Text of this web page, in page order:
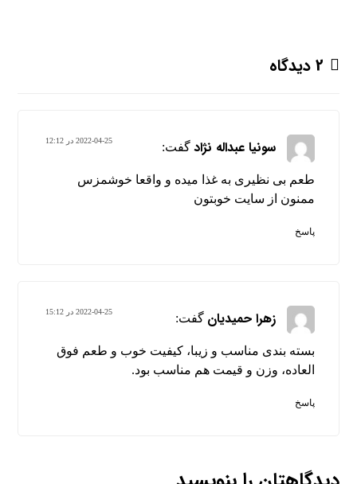
2 دیدگاه
سونیا عبداله نژاد گفت: 2022-04-25 در 12:12
طعم بی نظیری به غذا میده و واقعا خوشمزس
ممنون از سایت خوبتون
پاسخ
زهرا حمیدیان گفت: 2022-04-25 در 15:12
بسته بندی مناسب و زیبا، کیفیت خوب و طعم فوق
العاده، وزن و قیمت هم مناسب بود.
پاسخ